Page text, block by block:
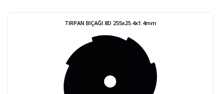
TIRPAN BIÇAĞI 8D 255x25.4x1.4mm